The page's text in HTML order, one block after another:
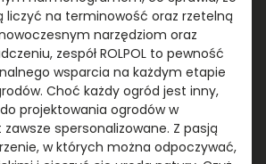
liczyć na terminowość oraz rzetelną
narzędziom oraz
zespół ROLPOL to pewność
wsparcia na każdym etapie
Choć każdy ogród jest inny,
projektowania ogrodów w
spersonalizowane. Z pasją
w których można odpoczywać,